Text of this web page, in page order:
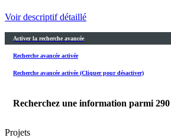
Voir descriptif détaillé
Activer la recherche avancée
Recherche avancée activée
Recherche avancée activée (Cliquer pour désactiver)
Recherchez une information parmi 290
Projets